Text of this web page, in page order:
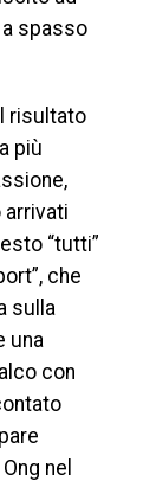
spasso
risultato
più
arrivati
“tutti”
che
sulla
una
con
nel